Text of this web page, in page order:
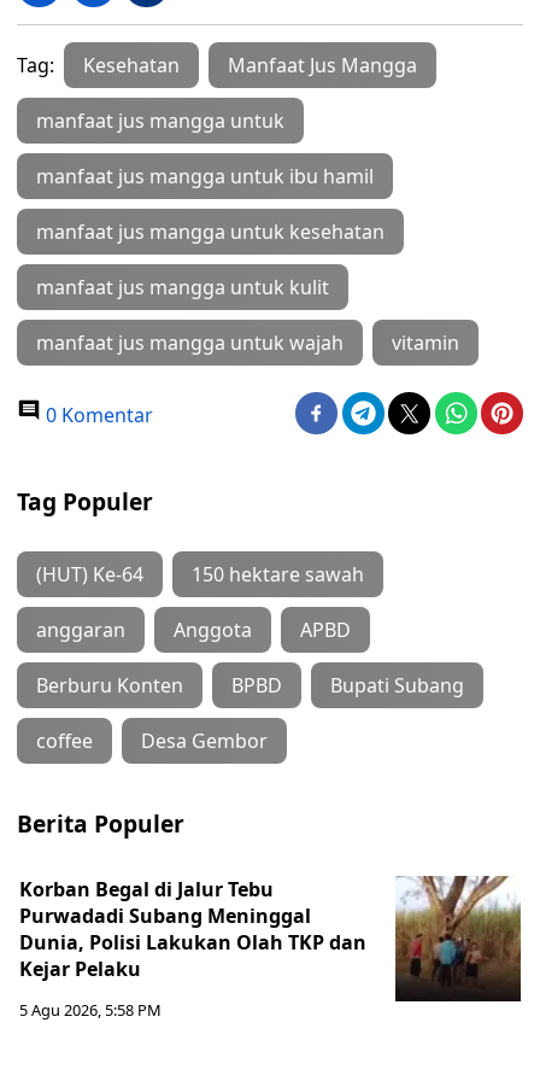
Tag: Kesehatan Manfaat Jus Mangga
manfaat jus mangga untuk
manfaat jus mangga untuk ibu hamil
manfaat jus mangga untuk kesehatan
manfaat jus mangga untuk kulit
manfaat jus mangga untuk wajah vitamin
0 Komentar
Tag Populer
(HUT) Ke-64 150 hektare sawah
anggaran Anggota APBD
Berburu Konten BPBD Bupati Subang
coffee Desa Gembor
Berita Populer
Korban Begal di Jalur Tebu
Purwadadi Subang Meninggal
Dunia, Polisi Lakukan Olah TKP dan
Kejar Pelaku
5 Agu 2026, 5:58 PM